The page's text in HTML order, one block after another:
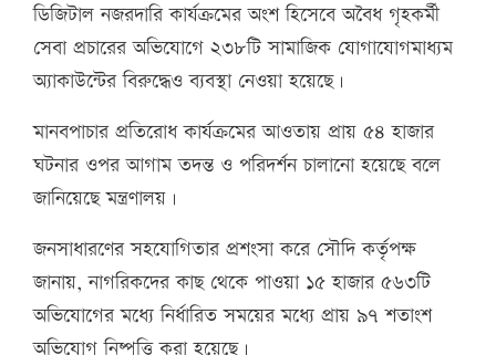
ডিজিটাল নজরদারি কার্যক্রমের অংশ হিসেবে অবৈধ গৃহকর্মী
সেবা প্রচারের অভিযোগে ২৩৮টি সামাজিক যোগাযোগমাধ্যম
অ্যাকাউন্টের বিরুদ্ধেও ব্যবস্থা নেওয়া হয়েছে।
মানবপাচার প্রতিরোধ কার্যক্রমের আওতায় প্রায় ৫৪ হাজার
ঘটনার ওপর আগাম তদন্ত ও পরিদর্শন চালানো হয়েছে বলে
জানিয়েছে মন্ত্রণালয়।
জনসাধারণের সহযোগিতার প্রশংসা করে সৌদি কর্তৃপক্ষ
জানায়, নাগরিকদের কাছ থেকে পাওয়া ১৫ হাজার ৫৬৩টি
অভিযোগের মধ্যে নির্ধারিত সময়ের মধ্যে প্রায় ৯৭ শতাংশ
অভিযোগ নিষ্পত্তি করা হয়েছে।